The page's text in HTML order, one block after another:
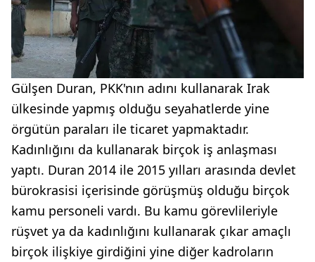
Gülşen Duran, PKK'nın adını kullanarak Irak
ülkesinde yapmış olduğu seyahatlerde yine
örgütün paraları ile ticaret yapmaktadır.
Kadınlığını da kullanarak birçok iş anlaşması
yaptı. Duran 2014 ile 2015 yılları arasında devlet
bürokrasisi içerisinde görüşmüş olduğu birçok
kamu personeli vardı. Bu kamu görevlileriyle
rüşvet ya da kadınlığını kullanarak çıkar amaçlı
birçok ilişkiye girdiğini yine diğer kadroların